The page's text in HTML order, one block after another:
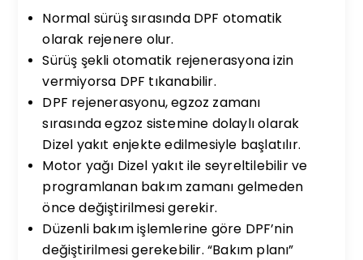
Normal sürüş sırasında DPF otomatik
olarak rejenere olur.
Sürüş şekli otomatik rejenerasyona izin
vermiyorsa DPF tıkanabilir.
DPF rejenerasyonu, egzoz zamanı
sırasında egzoz sistemine dolaylı olarak
Dizel yakıt enjekte edilmesiyle başlatılır.
Motor yağı Dizel yakıt ile seyreltilebilir ve
programlanan bakım zamanı gelmeden
önce değiştirilmesi gerekir.
Düzenli bakım işlemlerine göre DPF’nin
değiştirilmesi gerekebilir. “Bakım planı”